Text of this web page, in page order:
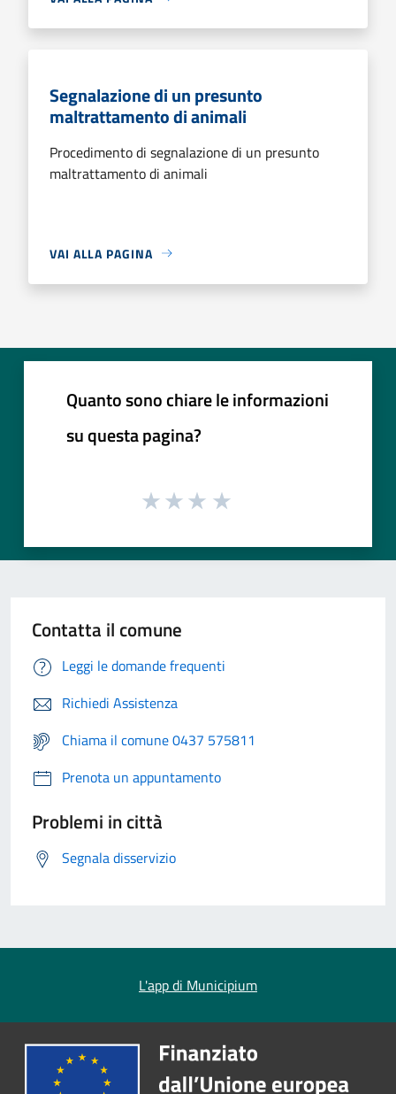
Segnalazione di un presunto
maltrattamento di animali
Procedimento di segnalazione di un presunto
maltrattamento di animali
VAI ALLA PAGINA
Quanto sono chiare le informazioni
su questa pagina?
Contatta il comune
Leggi le domande frequenti
Richiedi Assistenza
Chiama il comune 0437 575811
Prenota un appuntamento
Problemi in città
Segnala disservizio
L'app di Municipium